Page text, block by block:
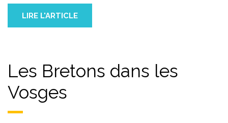
LIRE L'ARTICLE
Les Bretons dans les
Vosges